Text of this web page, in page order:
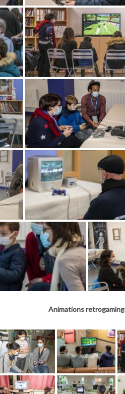
Animations retrogaming